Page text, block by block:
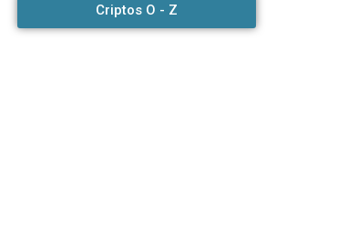
Criptos O - Z